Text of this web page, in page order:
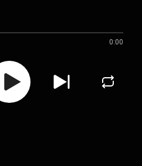
0:00